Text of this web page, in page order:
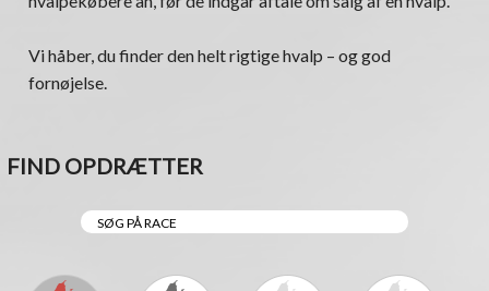
Vi håber, du finder den helt rigtige hvalp – og god
fornøjelse.
FIND OPDRÆTTER